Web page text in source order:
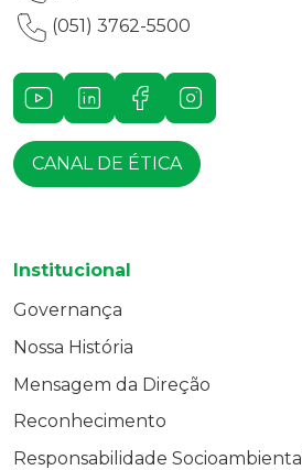
(051) 3762-5500
YoutubeLinkedInFacebookInstagram
CANAL DE ÉTICA
Institucional
Governança
Nossa História
Mensagem da Direção
Reconhecimento
Responsabilidade Socioambiental